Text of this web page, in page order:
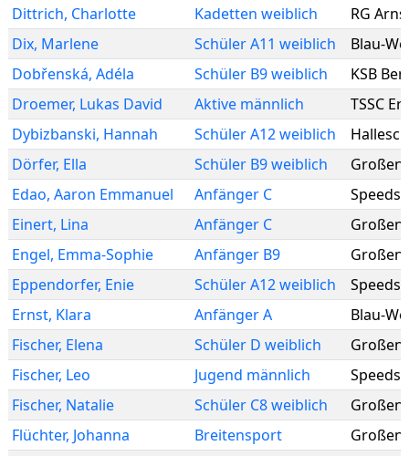
Dittrich, Charlotte Kadetten weiblich
RG
Dix, Marlene Schüler A11 weiblich
Blau-
Dobřenská, Adéla Schüler B9 weiblich
KSB
Droemer, Lukas David Aktive männlich
TSSC
Dybizbanski, Hannah Schüler A12 weiblich
Dörfer, Ella Schüler B9 weiblich
Edao, Aaron Emmanuel Anfänger C
Einert, Lina Anfänger C
Engel, Emma-Sophie Anfänger B9
Eppendorfer, Enie Schüler A12 weiblich
Ernst, Klara Anfänger A
Blau-
Fischer, Elena Schüler D weiblich
Fischer, Leo Jugend männlich
Fischer, Natalie Schüler C8 weiblich
Flüchter, Johanna Breitensport